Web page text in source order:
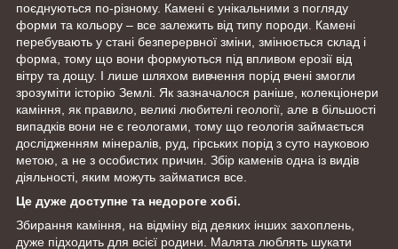
поєднуються по-різному. Камені є унікальними з погляду
форми та кольору – все залежить від типу породи. Камені
перебувають у стані безперервної зміни, змінюється склад і
форма, тому що вони формуються під впливом ерозії від
вітру та дощу. І лише шляхом вивчення порід вчені змогли
зрозуміти історію Землі. Як зазначалося раніше, колекціонери
каміння, як правило, великі любителі геології, але в більшості
випадків вони не є геологами, тому що геологія займається
дослідженням мінералів, руд, гірських порід з суто науковою
метою, а не з особистих причин. Збір каменів одна із видів
діяльності, яким можуть займатися все.
Це дуже доступне та недороге хобі.
Збирання каміння, на відміну від деяких інших захоплень,
дуже підходить для всієї родини. Малята люблять шукати